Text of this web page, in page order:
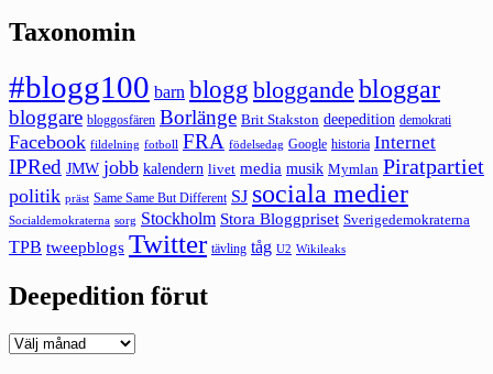
Taxonomin
#blogg100 barn blogg bloggande bloggar
bloggare bloggosfären Borlänge Brit Stakston deepedition demokrati
Facebook fildelning fotboll FRA födelsedag Google historia Internet
IPRed JMW jobb kalendern livet media musik Mymlan Piratpartiet
politik präst Same Same But Different SJ sociala medier
Socialdemokraterna sorg Stockholm Stora Bloggpriset Sverigedemokraterna
TPB tweepblogs Twitter tävling tåg U2 Wikileaks
Deepedition förut
Deepedition